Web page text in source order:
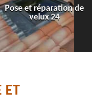
Pose et réparation de
velux 24
ET